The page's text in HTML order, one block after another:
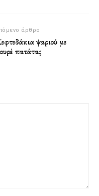
άρθρο
ψαριού με
πατάτας